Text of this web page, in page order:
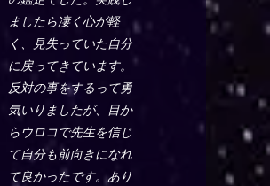
ましたら凄く心が軽
く、見失っていた自分
に戻ってきています。
反対の事をするって勇
気いりましたが、目か
らウロコで先生を信じ
て自分も前向きになれ
て良かったです。あり